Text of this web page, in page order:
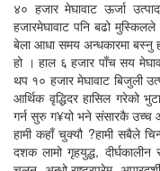
४० हजार मेघावाट ऊर्जा
हजारमेघावाट पनि बढो
बेला आधा समय अन्धकारमा बस्नु
हो । हाल ६ हजार पाँच सय
थप १० हजार मेघावाट बिजुली
आर्थिक वृद्धिदर हासिल गरेको
गर्न सुरु ग¥यो भने संसारकै उच्च
हामी कहाँ चुक्यौ ?हामी सबैले
दशक लामो गृहयुद्ध,